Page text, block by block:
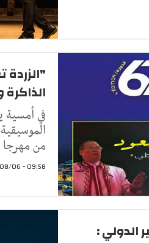
في أمسية
من مهرجا
09:58 - 2026/08/06
الدولي :